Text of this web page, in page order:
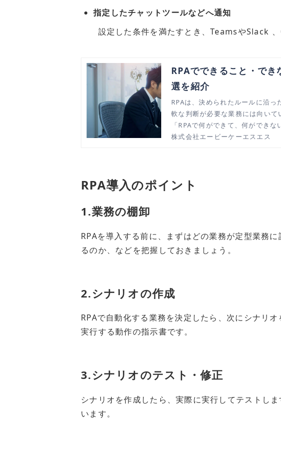
指定したチャットツールなどへ通知
設定した条件を満たすとき、TeamsやSlack
RPAでできること・で
選を紹介
RPAは、決められたルールに沿
軟な判断が必要な業務には向い
「RPAで何ができて、何ができ
株式会社エービーケーエスエス
RPA導入のポイント
1.業務の棚卸
RPAを導入する前に、まずはどの業務が定型業務
るのか、などを把握しておきましょう。
2.シナリオの作成
RPAで自動化する業務を決定したら、次にシナリ
実行する動作の指示書です。
3.シナリオのテスト・修正
シナリオを作成したら、実際に実行してテストし
います。